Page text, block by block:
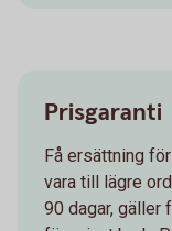
Prisgaranti
Få ersättning
vara till lägre
90 dagar, gäller